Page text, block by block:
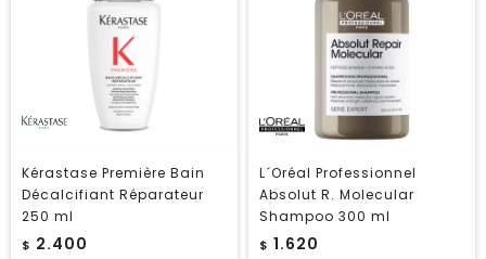
Kérastase Première Bain
Décalcifiant Réparateur
250 ml
$ 2.400
L´Oréal Professionnel
Absolut R. Molecular
Shampoo 300 ml
$ 1.620